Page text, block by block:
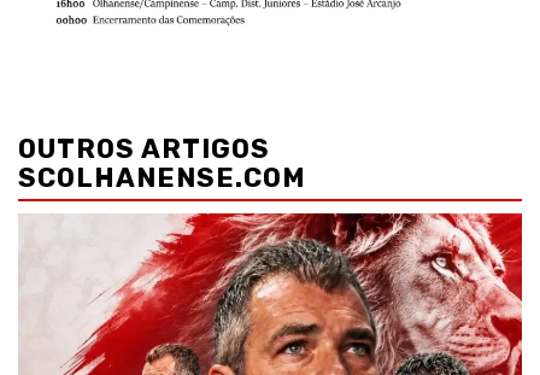
de
artigos
OUTROS ARTIGOS
SCOLHANENSE.COM